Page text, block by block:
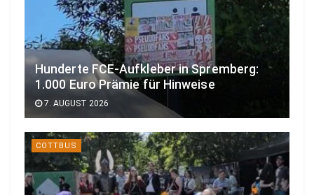
Hunderte FCE-Aufkleber in Spremberg:
1.000 Euro Prämie für Hinweise
7. AUGUST 2026
COTTBUS